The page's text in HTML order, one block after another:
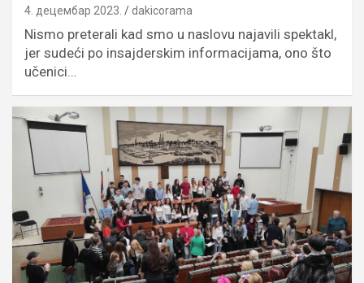
4. децембар 2023. dakicorama
Nismo preterali kad smo u naslovu najavili spektakl,
jer sudeći po insajderskim informacijama, ono što
učenici…